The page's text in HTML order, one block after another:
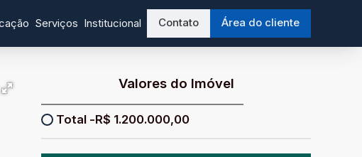
Área do cliente
Contato
Institucional
Serviços
Valores do Imóvel
R$ 1.200.000,00